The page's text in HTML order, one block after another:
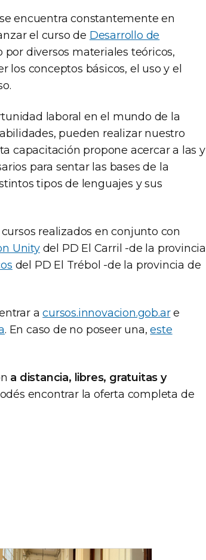
encuentra constantemente en
el curso de Desarrollo de
por diversos materiales teóricos,
los conceptos básicos, el uso y el
laboral en el mundo de la
pueden realizar nuestro
capacitación propone acercar a las y
para sentar las bases de la
tipos de lenguajes y sus
realizados en conjunto con
Unitydel PD El Carril -de la provincia
del PD El Trébol -de la provincia de
acursos.innovacion.gob.are
. En caso de no poseer una,este
a distancia, libres, gratuitas y
encontrar la oferta completa de